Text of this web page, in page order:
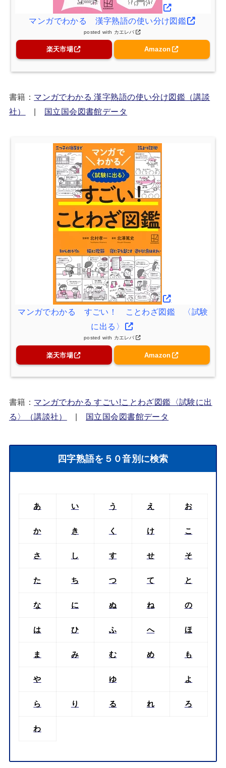
マンガでわかる 漢字熟語の使い分け図鑑
posted with カエレバ
楽天市場 Amazon
書籍： マンガでわかる 漢字熟語の使い分け図鑑（講談
社）
| 国立国会図書館データ
マンガでわかる すごい！ ことわざ図鑑 〈試験
に出る〉
posted with カエレバ
楽天市場 Amazon
書籍： マンガでわかる すごい!ことわざ図鑑〈試験に出
る〉（講談社）
| 国立国会図書館データ
四字熟語を５０音別に検索
あ い う え お
か き く け こ
さ し す せ そ
た ち つ て と
な に ぬ ね の
は ひ ふ へ ほ
ま み む め も
や ゆ よ
ら り る れ ろ
わ